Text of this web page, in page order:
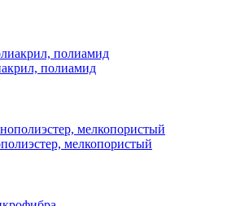
полиамид
мелкопористый